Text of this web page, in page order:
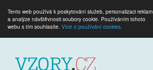
Tento web používá k poskytování služeb, personalizaci reklam
a analýze návštěvnosti soubory cookie. Používáním tohoto
webu s tím souhlasíte. Více o používání cookies.